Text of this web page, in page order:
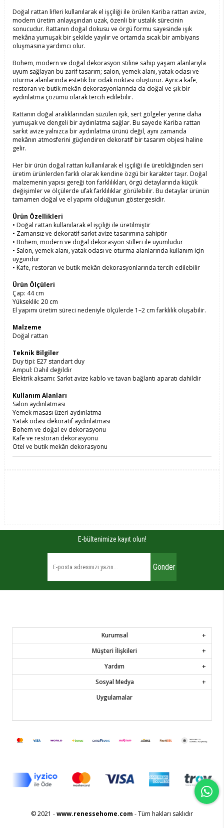
Doğal rattan lifleri kullanılarak el işçiliği ile örülen Kariba rattan avize,
modern üretim anlayışından uzak, özenli bir ustalık sürecinin
sonucudur. Rattanın doğal dokusu ve örgü formu sayesinde ışık
mekâna yumuşak bir şekilde yayılır ve ortamda sıcak bir ambiyans
oluşmasına yardımcı olur.
Bohem, modern ve doğal dekorasyon stiline sahip yaşam alanlarıyla
uyum sağlayan bu zarif tasarım; salon, yemek alanı, yatak odası ve
oturma alanlarında estetik bir odak noktası oluşturur. Ayrıca kafe,
restoran ve butik mekân dekorasyonlarında da doğal ve şık bir
aydınlatma çözümü olarak tercih edilebilir.
Rattanın doğal aralıklarından süzülen ışık, sert gölgeler yerine daha
yumuşak ve dengeli bir aydınlatma sağlar. Bu sayede Kariba rattan
sarkıt avize yalnızca bir aydınlatma ürünü değil, aynı zamanda
mekânın atmosferini güçlendiren dekoratif bir tasarım objesi haline
gelir.
Her bir ürün doğal rattan kullanılarak el işçiliği ile üretildiğinden seri
üretim ürünlerden farklı olarak kendine özgü bir karakter taşır. Doğal
malzemenin yapısı gereği ton farklılıkları, örgü detaylarında küçük
değişimler ve ölçülerde ufak farklılıklar görülebilir. Bu detaylar ürünün
tamamen doğal ve el yapımı olduğunun göstergesidir.
Ürün Özellikleri
• Doğal rattan kullanılarak el işçiliği ile üretilmiştir
• Zamansız ve dekoratif sarkıt avize tasarımına sahiptir
• Bohem, modern ve doğal dekorasyon stilleri ile uyumludur
• Salon, yemek alanı, yatak odası ve oturma alanlarında kullanım için
uygundur
• Kafe, restoran ve butik mekân dekorasyonlarında tercih edilebilir
Ürün Ölçüleri
Çap: 44 cm
Yükseklik: 20 cm
El yapımı üretim süreci nedeniyle ölçülerde 1–2 cm farklılık oluşabilir.
Malzeme
Doğal rattan
Teknik Bilgiler
Duy tipi: E27 standart duy
Ampul: Dahil değildir
Elektrik aksamı: Sarkıt avize kablo ve tavan bağlantı aparatı dahildir
Kullanım Alanları
Salon aydınlatması
Yemek masası üzeri aydınlatma
Yatak odası dekoratif aydınlatması
Bohem ve doğal ev dekorasyonu
Kafe ve restoran dekorasyonu
Otel ve butik mekân dekorasyonu
E-bültenimize kayıt olun!
Gönder
Kurumsal
Müşteri İlişkileri
Yardım
Sosyal Medya
Uygulamalar
© 2021 -www.renessehome.com - Tüm hakları saklıdır